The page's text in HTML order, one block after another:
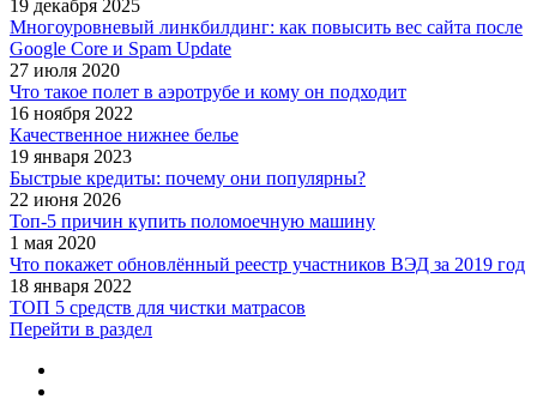
19 декабря 2025
Многоуровневый линкбилдинг: как повысить вес сайта после
Google Core и Spam Update
27 июля 2020
Что такое полет в аэротрубе и кому он подходит
16 ноября 2022
Качественное нижнее белье
19 января 2023
Быстрые кредиты: почему они популярны?
22 июня 2026
Топ-5 причин купить поломоечную машину
1 мая 2020
Что покажет обновлённый реестр участников ВЭД за 2019 год
18 января 2022
ТОП 5 средств для чистки матрасов
Перейти в раздел